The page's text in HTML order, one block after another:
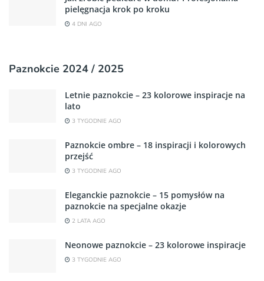
pielęgnacja krok po kroku
4 DNI AGO
Paznokcie 2024 / 2025
Letnie paznokcie – 23 kolorowe inspiracje na
lato
3 TYGODNIE AGO
Paznokcie ombre – 18 inspiracji i kolorowych
przejść
3 TYGODNIE AGO
Eleganckie paznokcie – 15 pomysłów na
paznokcie na specjalne okazje
2 LATA AGO
Neonowe paznokcie – 23 kolorowe inspiracje
3 TYGODNIE AGO